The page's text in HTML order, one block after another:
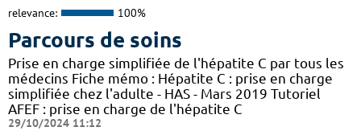
relevance: 100%
Parcours de soins
Prise en charge simplifiée de l'hépatite C par tous les
médecins Fiche mémo : Hépatite C : prise en charge
simplifiée chez l'adulte - HAS - Mars 2019 Tutoriel
AFEF : prise en charge de l'hépatite C
29/10/2024 11:12